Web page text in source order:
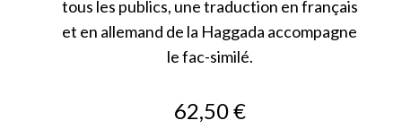
tous les publics, une traduction en français
et en allemand de la Haggada accompagne
le fac-similé.
62,50€